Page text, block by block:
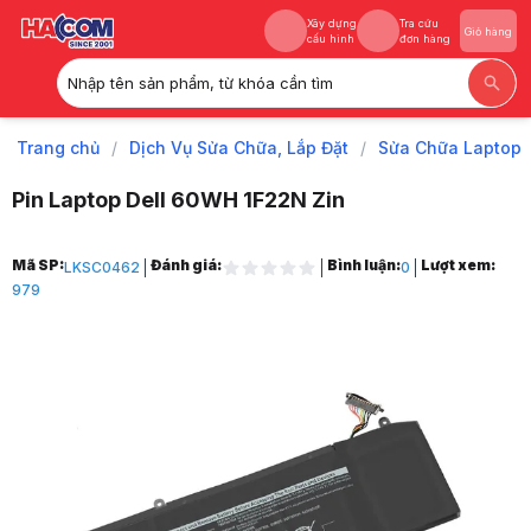
Xây dựng
cấu hình
Tra cứu
đơn hàng
Giỏ hàng
Nhập tên sản phẩm, từ khóa cần tìm
Xây dựng
Tra cứu
Trang chủ / Dịch Vụ Sửa Chữa, Lắp Đặt / Sửa Chữa Laptop
Pin Laptop Dell 60WH 1F22N Zin
Trang chủ
1
Hình ảnh và video sản phẩm
Pin Laptop Dell 60WH 1F22N Zin
Mã SP:LKSC0462 Đánh giá: Bình luận:0
Lượt xem:
979